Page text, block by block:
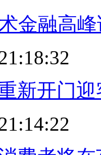
金融高
新开门迎